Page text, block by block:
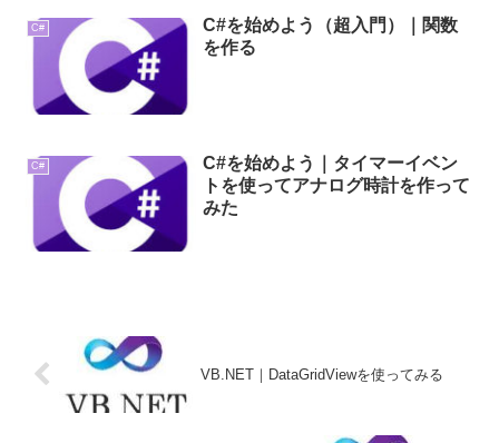
C#
C#を始めよう（超入門）｜関数
を作る
C#
C#を始めよう｜タイマーイベン
トを使ってアナログ時計を作って
みた
VB.NET｜DataGridViewを使ってみる